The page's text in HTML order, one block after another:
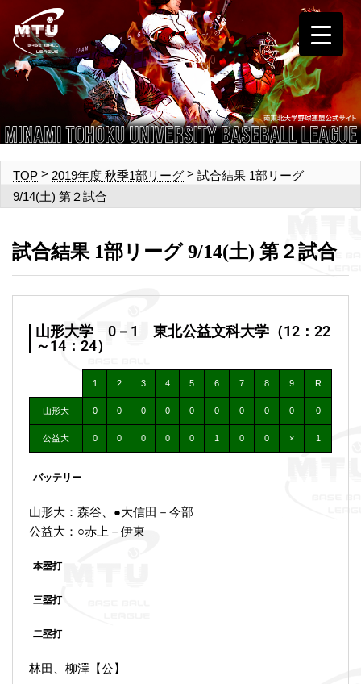
TOP > 2019年度 秋季1部リーグ > 試合結果 1部リーグ
9/14(土) 第２試合
試合結果 1部リーグ 9/14(土) 第２試合
山形大学 0－1 東北公益文科大学（12：22
～14：24）
1 2 3 4 5 6 7 8 9 R
山形大 0 0 0 0 0 0 0 0 0 0
公益大 0 0 0 0 0 1 0 0 × 1
バッテリー
山形大：森谷、●大信田－今部
公益大：○赤上－伊東
本塁打
三塁打
二塁打
林田、柳澤【公】